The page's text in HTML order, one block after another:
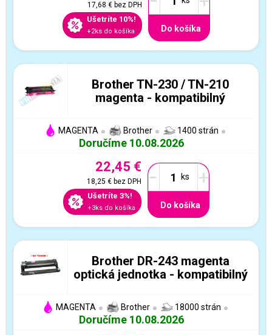
17,68 €bez DPH
Ušetríte 10%!
+2ks do košíka Do košíka
Brother TN-230 / TN-210
magenta - kompatibilný
MAGENTA Brother 1400 strán
Doručíme 10.08.2026
22,45 €
18,25 €bez DPH
Ušetríte 3%!
+3ks do košíka
- +
Do košíka
Brother DR-243 magenta
optická jednotka - kompatibilný
MAGENTA Brother 18000 strán
Doručíme 10.08.2026